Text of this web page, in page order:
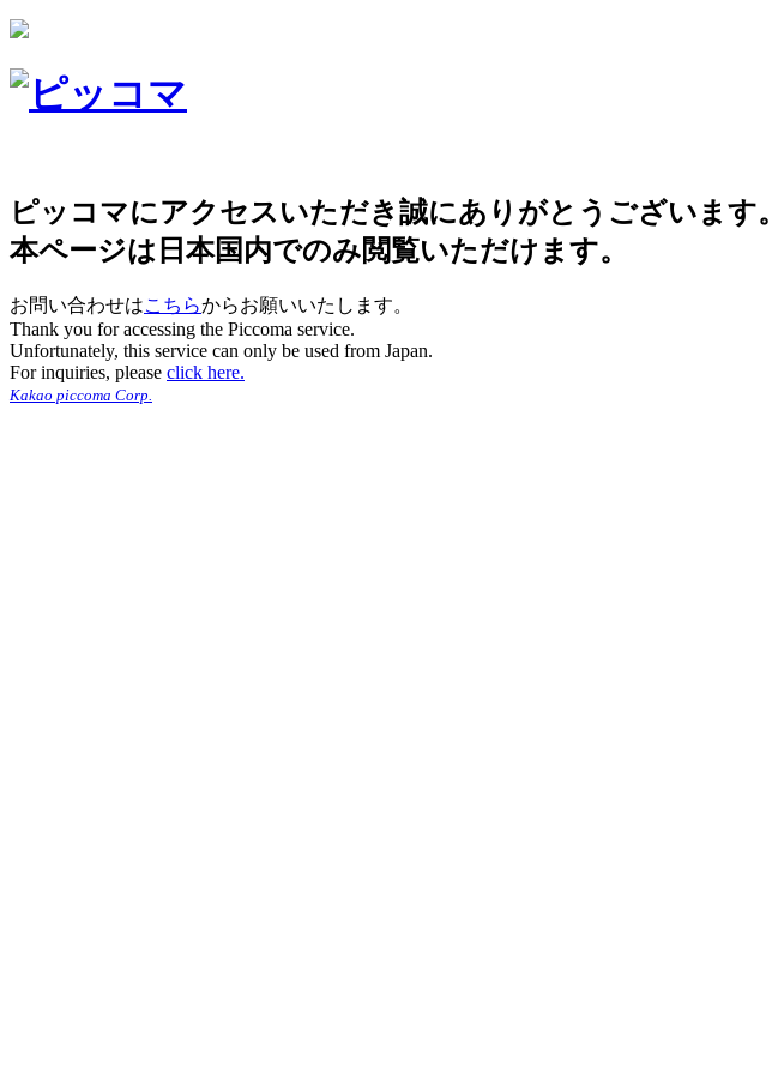
ピッコマにアクセスいただき誠にありがとうございます。
本ページは日本国内でのみ閲覧いただけます。
お問い合わせはこちらからお願いいたします。
Thank you for accessing the Piccoma service.
Unfortunately, this service can only be used from Japan.
For inquiries, please click here.
Kakao piccoma Corp.